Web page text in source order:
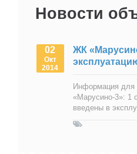
Новости
02
Окт
2014
ЖК
Информация
«Марусино-3»: 1
введены в